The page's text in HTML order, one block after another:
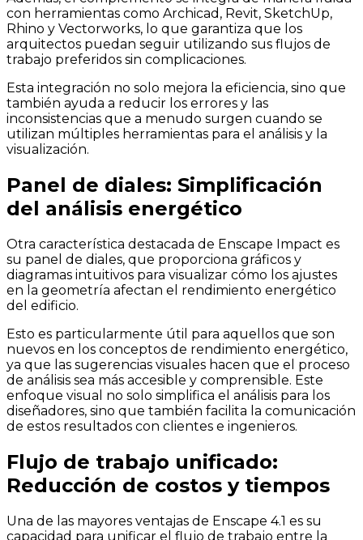
con herramientas como Archicad, Revit, SketchUp,
Rhino y Vectorworks, lo que garantiza que los
arquitectos puedan seguir utilizando sus flujos de
trabajo preferidos sin complicaciones.
Esta integración no solo mejora la eficiencia, sino que
también ayuda a reducir los errores y las
inconsistencias que a menudo surgen cuando se
utilizan múltiples herramientas para el análisis y la
visualización.
Panel de diales: Simplificación
del análisis energético
Otra característica destacada de Enscape Impact es
su panel de diales, que proporciona gráficos y
diagramas intuitivos para visualizar cómo los ajustes
en la geometría afectan el rendimiento energético
del edificio.
Esto es particularmente útil para aquellos que son
nuevos en los conceptos de rendimiento energético,
ya que las sugerencias visuales hacen que el proceso
de análisis sea más accesible y comprensible. Este
enfoque visual no solo simplifica el análisis para los
diseñadores, sino que también facilita la comunicación
de estos resultados con clientes e ingenieros.
Flujo de trabajo unificado:
Reducción de costos y tiempos
Una de las mayores ventajas de Enscape 4.1 es su
capacidad para unificar el flujo de trabajo entre la